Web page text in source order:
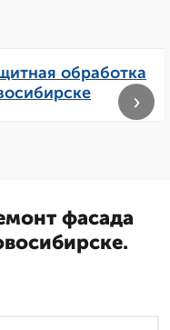
обработка
›
фасада